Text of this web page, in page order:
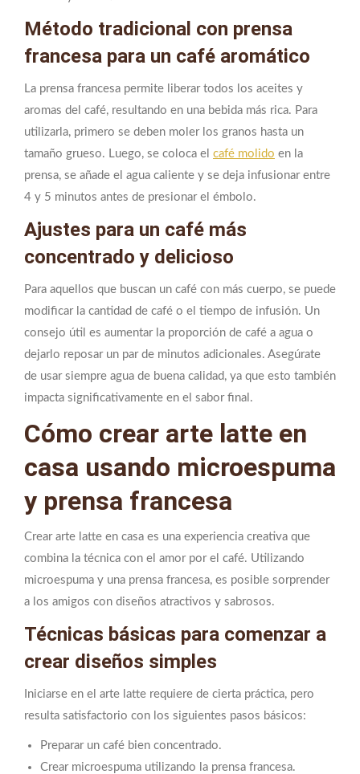
Método tradicional con prensa
francesa para un café aromático
La prensa francesa permite liberar todos los aceites y
aromas del café, resultando en una bebida más rica. Para
utilizarla, primero se deben moler los granos hasta un
tamaño grueso. Luego, se coloca el café molido en la
prensa, se añade el agua caliente y se deja infusionar entre
4 y 5 minutos antes de presionar el émbolo.
Ajustes para un café más
concentrado y delicioso
Para aquellos que buscan un café con más cuerpo, se puede
modificar la cantidad de café o el tiempo de infusión. Un
consejo útil es aumentar la proporción de café a agua o
dejarlo reposar un par de minutos adicionales. Asegúrate
de usar siempre agua de buena calidad, ya que esto también
impacta significativamente en el sabor final.
Cómo crear arte latte en
casa usando microespuma
y prensa francesa
Crear arte latte en casa es una experiencia creativa que
combina la técnica con el amor por el café. Utilizando
microespuma y una prensa francesa, es posible sorprender
a los amigos con diseños atractivos y sabrosos.
Técnicas básicas para comenzar a
crear diseños simples
Iniciarse en el arte latte requiere de cierta práctica, pero
resulta satisfactorio con los siguientes pasos básicos:
Preparar un café bien concentrado.
Crear microespuma utilizando la prensa francesa.